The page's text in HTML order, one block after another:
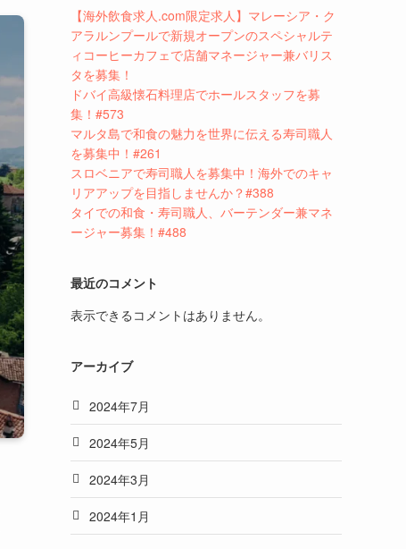
【海外飲食求人.com限定求人】マレーシア・ク
アラルンプールで新規オープンのスペシャルテ
ィコーヒーカフェで店舗マネージャー兼バリス
タを募集！
ドバイ高級懐石料理店でホールスタッフを募
集！#573
マルタ島で和食の魅力を世界に伝える寿司職人
を募集中！#261
スロベニアで寿司職人を募集中！海外でのキャ
リアアップを目指しませんか？#388
タイでの和食・寿司職人、バーテンダー兼マネ
ージャー募集！#488
最近のコメント
表示できるコメントはありません。
アーカイブ
2024年7月
2024年5月
2024年3月
2024年1月